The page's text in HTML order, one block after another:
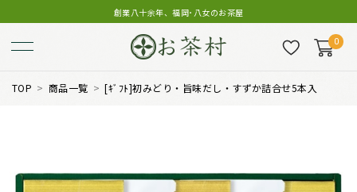
創業八十余年、福岡･八女のお茶屋
0
TOP 商品一覧 [ｷﾞﾌﾄ]初みどり・旨味だし・すずか詰合せ5本入